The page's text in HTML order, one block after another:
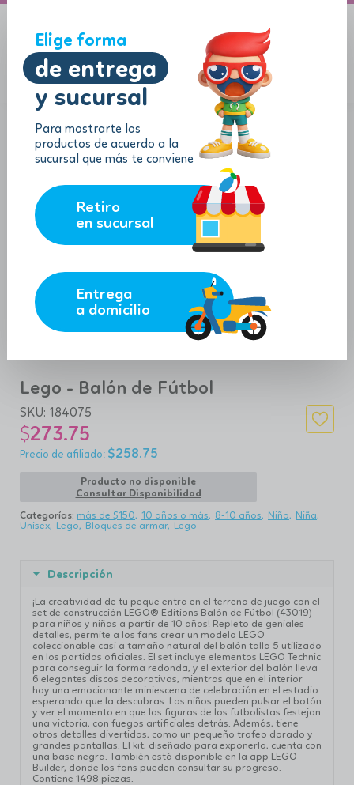
Elige forma
de entrega
y sucursal
Para mostrarte los
productos de acuerdo a la
sucursal que más te conviene
Retiro
en sucursal
Entrega
a domicilio
Lego - Balón de Fútbol
SKU: 184075
$273.75
$258.75
Producto no disponible
Consultar Disponibilidad
Categorías: más de $150 10 años o más 8-10 años Niño
Niña
Unisex Lego Bloques de armar Lego
Descripción
¡La creatividad de tu peque entra en el terreno de juego con el
set de construcción LEGO® Editions Balón de Fútbol (43019)
para niños y niñas a partir de 10 años! Repleto de geniales
detalles, permite a los fans crear un modelo LEGO
coleccionable casi a tamaño natural del balón talla 5 utilizado
en los partidos oficiales. El set incluye elementos LEGO Technic
para conseguir la forma redonda, y el exterior del balón lleva
6 elegantes discos decorativos, mientras que en el interior
hay una emocionante miniescena de celebración en el estadio
esperando que la descubras. Los niños pueden pulsar el botón
y ver el momento en que las figuras de los futbolistas festejan
una victoria, con fuegos artificiales detrás. Además, tiene
otros detalles divertidos, como un pequeño trofeo dorado y
grandes pantallas. El kit, diseñado para exponerlo, cuenta con
una base negra. También está disponible en la app LEGO
Builder, donde los fans pueden consultar su progreso.
Contiene 1498 piezas.